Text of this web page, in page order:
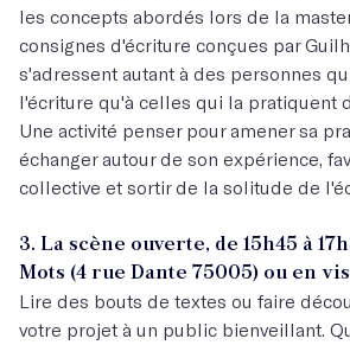
les concepts abordés lors de la
consignes d'écriture conçues par
s'adressent autant à des personnes
l'écriture qu'à celles qui la pratiquent
Une activité penser pour amener sa
échanger autour de son expérience,
collective et sortir de la solitude de
3. La scène ouverte, de 15h45 à
Mots (4 rue Dante 75005) ou en
Lire des bouts de textes ou faire
votre projet à un public bienveillant.